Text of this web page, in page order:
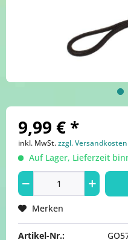
9,99 € *
inkl. MwSt.zzgl. Versandkosten
Auf Lager, Lieferzeit
Merken
Artikel-Nr.: